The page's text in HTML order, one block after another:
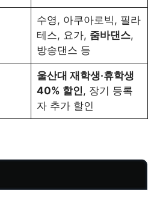
수영, 아쿠아로빅, 필라
테스, 요가, 줌바댄스,
방송댄스 등
울산대 재학생·휴학생
40% 할인, 장기 등록
자 추가 할인